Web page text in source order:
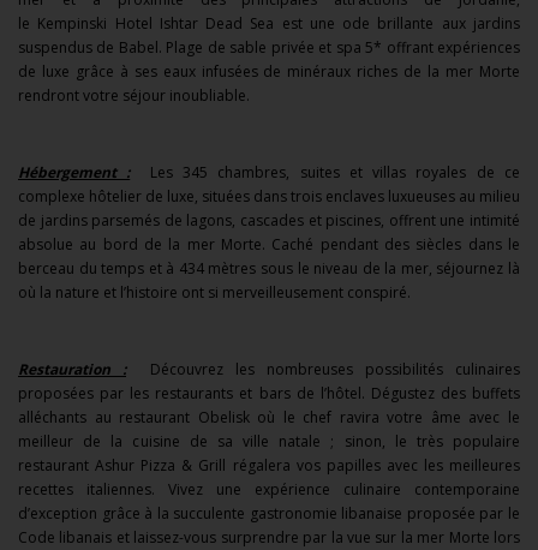
le Kempinski Hotel Ishtar Dead Sea est une ode brillante aux jardins
suspendus de Babel. Plage de sable privée et spa 5* offrant expériences
de luxe grâce à ses eaux infusées de minéraux riches de la mer Morte
rendront votre séjour inoubliable.
Hébergement :Les 345 chambres, suites et villas royales de ce
complexe hôtelier de luxe, situées dans trois enclaves luxueuses au milieu
de jardins parsemés de lagons, cascades et piscines, offrent une intimité
absolue au bord de la mer Morte. Caché pendant des siècles dans le
berceau du temps et à 434 mètres sous le niveau de la mer, séjournez là
où la nature et l’histoire ont si merveilleusement conspiré.
Restauration :Découvrez les nombreuses possibilités culinaires
proposées par les restaurants et bars de l’hôtel. Dégustez des buffets
alléchants au restaurant Obelisk où le chef ravira votre âme avec le
meilleur de la cuisine de sa ville natale ; sinon, le très populaire
restaurant Ashur Pizza & Grill régalera vos papilles avec les meilleures
recettes italiennes. Vivez une expérience culinaire contemporaine
d’exception grâce à la succulente gastronomie libanaise proposée par le
Code libanais et laissez-vous surprendre par la vue sur la mer Morte lors